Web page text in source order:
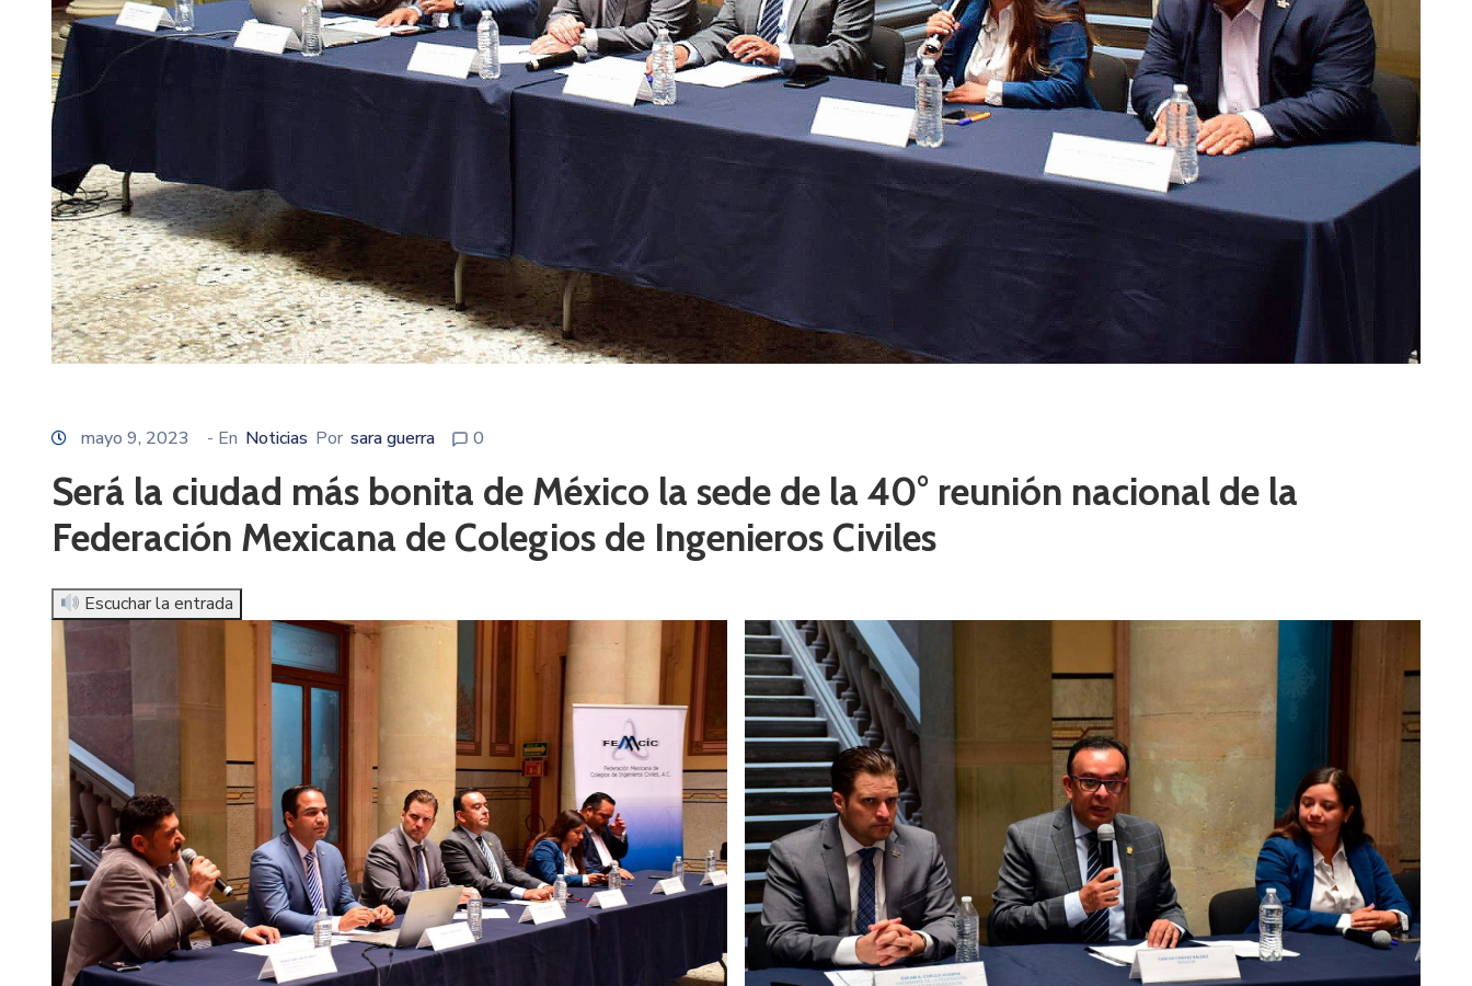
mayo 9, 2023 - En Noticias Por sara guerra 0
Será la ciudad más bonita de México la sede de la 40° reunión nacional de la
Federación Mexicana de Colegios de Ingenieros Civiles
Escuchar la entrada